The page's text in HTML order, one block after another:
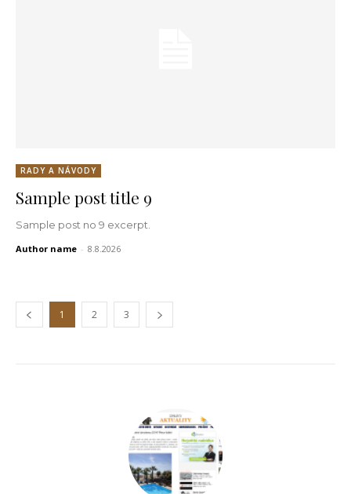
RADY A NÁVODY
Sample post title 9
Sample post no 9 excerpt.
Author name - 8.8.2026
1 2 3